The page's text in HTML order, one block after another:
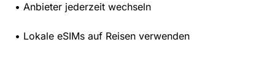
• Anbieter jederzeit wechseln
• Lokale eSIMs auf Reisen verwenden